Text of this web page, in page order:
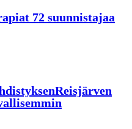
72 suunnistajaa